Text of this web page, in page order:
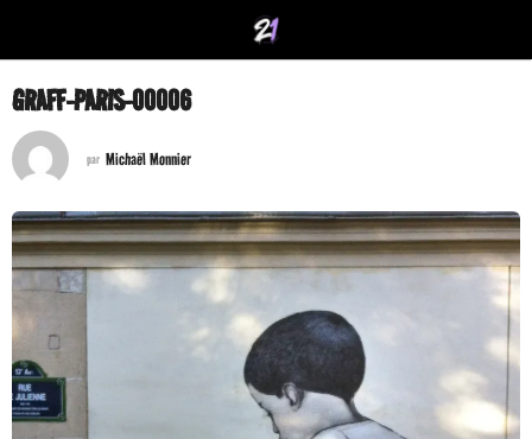
GRAFF-PARIS-00006
par Michaël Monnier